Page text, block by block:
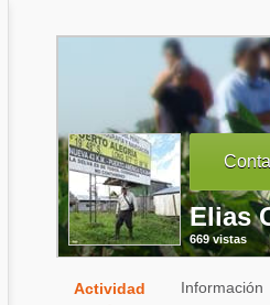
Comunidades en español
Agricultura
Balanceados - Piensos
Avicultura
Ganadería
Elias
669 vistas
Actividad Información